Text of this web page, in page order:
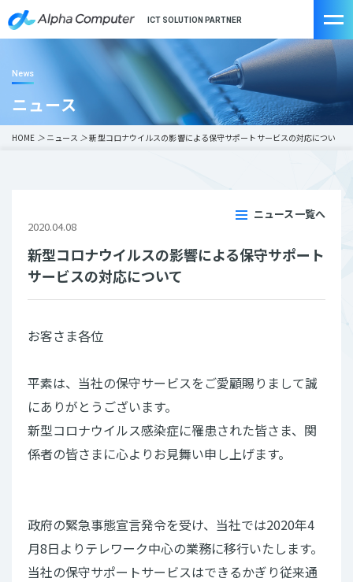
ICT SOLUTION PARTNER
News
ニュース
HOME ＞ ニュース ＞新型コロナウイルスの影響による保守サポートサービスの対応につい
ニュース一覧へ
2020.04.08
新型コロナウイルスの影響による保守サポート
サービスの対応について
お客さま各位
平素は、当社の保守サービスをご愛顧賜りまして誠
にありがとうございます。
新型コロナウイルス感染症に罹患された皆さま、関
係者の皆さまに心よりお見舞い申し上げます。
政府の緊急事態宣言発令を受け、当社では2020年4
月8日よりテレワーク中心の業務に移行いたします。
当社の保守サポートサービスはできるかぎり従来通